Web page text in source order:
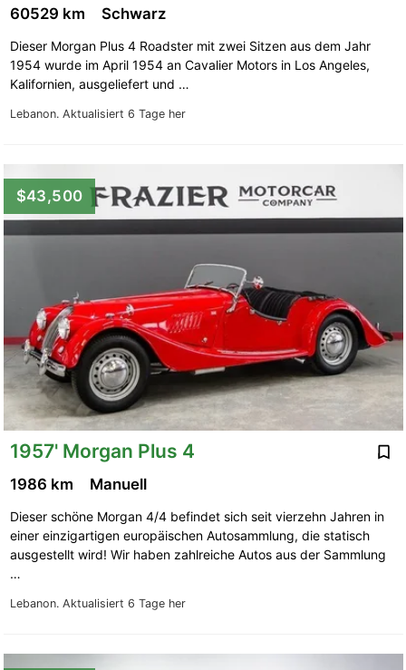
Lebanon. Aktualisiert 6 Tage her
60529 km Schwarz
Dieser Morgan Plus 4 Roadster mit zwei Sitzen aus dem Jahr
1954 wurde im April 1954 an Cavalier Motors in Los Angeles,
Kalifornien, ausgeliefert und …
$43,500
1957' Morgan Plus 4
Lebanon. Aktualisiert 6 Tage her
1986 km Manuell
Dieser schöne Morgan 4/4 befindet sich seit vierzehn Jahren in
einer einzigartigen europäischen Autosammlung, die statisch
ausgestellt wird! Wir haben zahlreiche Autos aus der Sammlung
…